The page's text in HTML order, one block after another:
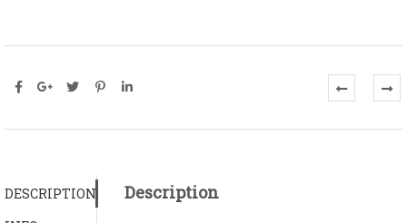
DESCRIPTION
Description